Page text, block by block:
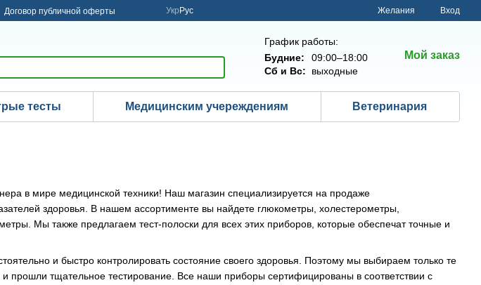
Договор публичной оферты Укр Рус Желания Вход
График работы:
Будние:
09:00–18:00
Сб и Вс:
выходные
Мой заказ
тесты Медицинским учереждениям Ветеринария
в мире медицинской техники! Наш магазин специализируется на продаже
здоровья. В нашем ассортименте вы найдете глюкометры, холестерометры,
Мы также предлагаем тест-полоски для всех этих приборов, которые обеспечат точные и
и быстро контролировать состояние своего здоровья. Поэтому мы выбираем только те
прошли тщательное тестирование. Все наши приборы сертифицированы в соответствии с